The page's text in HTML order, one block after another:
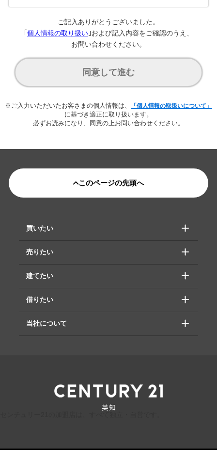
ご記入ありがとうございました。
個人情報の取り扱い｣および記入内容をご確認のうえ、
お問い合わせください。
同意して進む
※ご入力いただいたお客さまの個人情報は、 「個人情報の取扱いについて」
に基づき適正に取り扱います。
必ずお読みになり、同意の上お問い合わせください。
このページの先頭へ
買いたい
売りたい
建てたい
借りたい
当社について